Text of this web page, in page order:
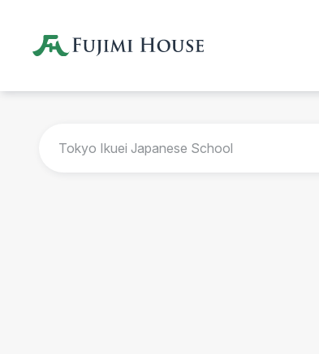
Tokyo Ikuei Japanese School